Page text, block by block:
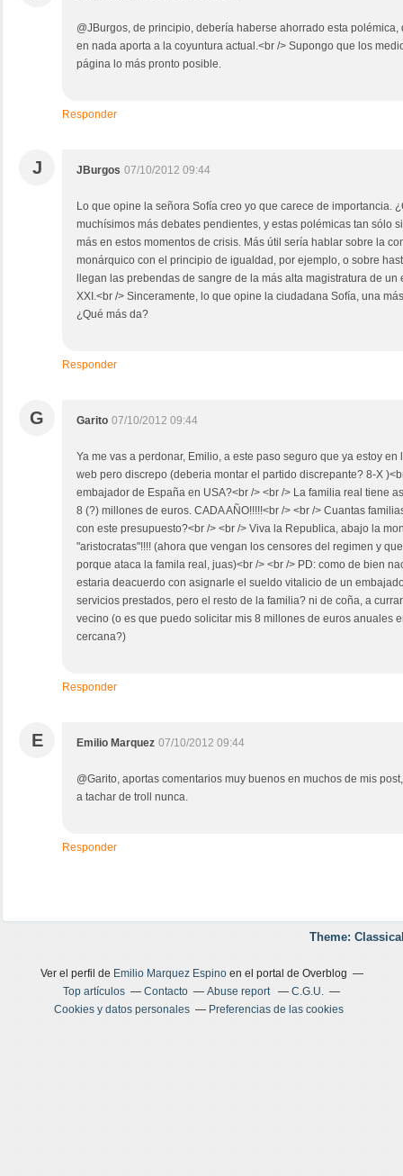
@JBurgos, de principio, debería haberse ahorrado esta
en nada aporta a la coyuntura actual.<br /> Supongo que los
página lo más pronto posible.
Responder
J JBurgos 07/10/2012 09:44
Lo que opine la señora Sofía creo yo que carece de importancia.
muchísimos más debates pendientes, y estas polémicas tan sólo
más en estos momentos de crisis. Más útil sería hablar sobre la
monárquico con el principio de igualdad, por ejemplo, o sobre
llegan las prebendas de sangre de la más alta magistratura de
XXI.<br /> Sinceramente, lo que opine la ciudadana Sofía, una
¿Qué más da?
Responder
G Garito 07/10/2012 09:44
Ya me vas a perdonar, Emilio, a este paso seguro que ya estoy
web pero discrepo (deberia montar el partido discrepante? 8-X
embajador de España en USA?<br /> <br /> La familia real tiene
8 (?) millones de euros. CADA AÑO!!!!!<br /> <br /> Cuantas
con este presupuesto?<br /> <br /> Viva la Republica, abajo la
"aristocratas"!!!! (ahora que vengan los censores del regimen y
porque ataca la famila real, juas)<br /> <br /> PD: como de bien
estaria deacuerdo con asignarle el sueldo vitalicio de un
servicios prestados, pero el resto de la familia? ni de coña, a
vecino (o es que puedo solicitar mis 8 millones de euros anuales
cercana?)
Responder
E Emilio Marquez 07/10/2012 09:44
@Garito, aportas comentarios muy buenos en muchos de mis
a tachar de troll nunca.
Responder
Theme:
Ver el perfil de Emilio Marquez Espinoen el portal de Overblog
Top artículos
Contacto Abuse report
C.G.U.
Cookies y datos personales
Preferencias de las cookies